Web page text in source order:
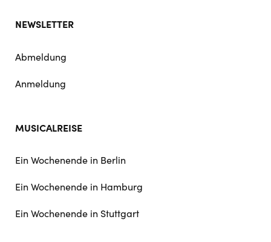
NEWSLETTER
Abmeldung
Anmeldung
MUSICALREISE
Ein Wochenende in Berlin
Ein Wochenende in Hamburg
Ein Wochenende in Stuttgart